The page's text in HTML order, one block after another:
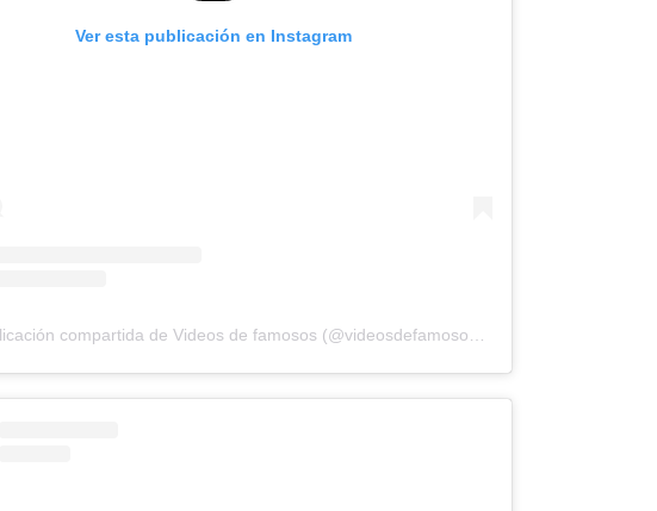
Ver esta publicación en Instagram
Una publicación compartida de Videos de famosos (@videosdefamosos1234)